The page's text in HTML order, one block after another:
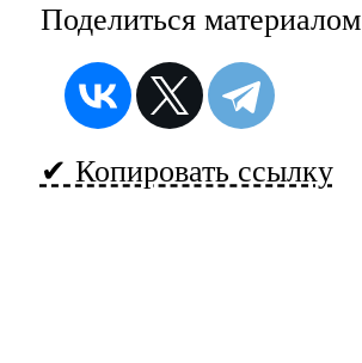
Поделиться материалом
✔ Копировать ссылку